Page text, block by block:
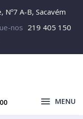
Nº7 A-B, Sacavém
nos 219 405 150
MENU